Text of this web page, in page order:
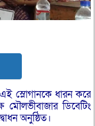
স্লোগানকে ধারন করে
মৌলভীবাজার ডিবেটিং
অনুষ্ঠিত।